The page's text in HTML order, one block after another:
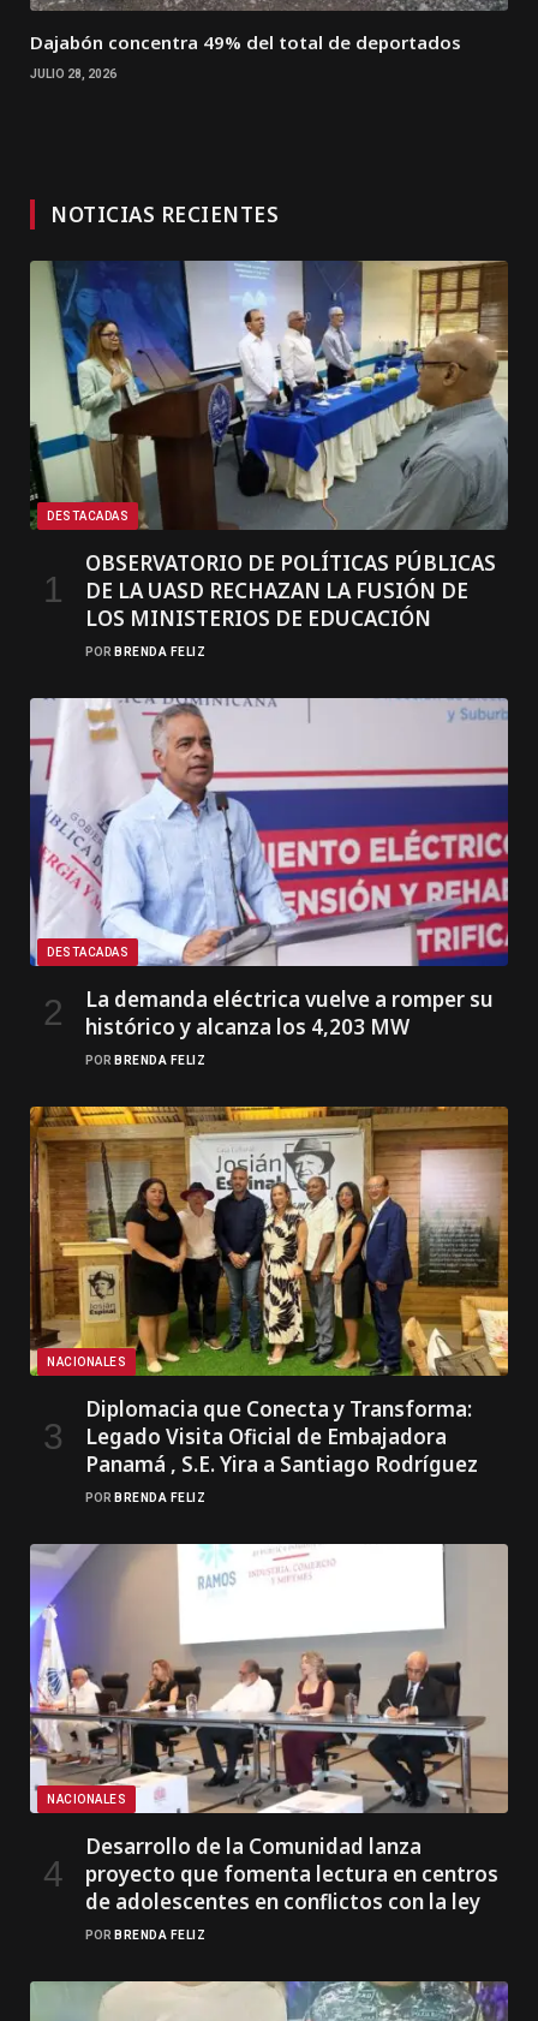
Dajabón concentra 49% del total de deportados
JULIO 28, 2026
NOTICIAS RECIENTES
DESTACADAS
OBSERVATORIO DE POLÍTICAS PÚBLICAS
DE LA UASD RECHAZAN LA FUSIÓN DE
LOS MINISTERIOS DE EDUCACIÓN
POR BRENDA FELIZ
DESTACADAS
La demanda eléctrica vuelve a romper su
histórico y alcanza los 4,203 MW
POR BRENDA FELIZ
NACIONALES
Diplomacia que Conecta y Transforma:
Legado Visita Oficial de Embajadora
Panamá , S.E. Yira a Santiago Rodríguez
POR BRENDA FELIZ
NACIONALES
Desarrollo de la Comunidad lanza
proyecto que fomenta lectura en centros
de adolescentes en conflictos con la ley
POR BRENDA FELIZ